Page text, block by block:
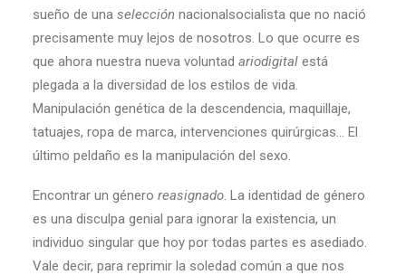
sueño de una selección nacionalsocialista que no nació
precisamente muy lejos de nosotros. Lo que ocurre es
que ahora nuestra nueva voluntad ariodigital está
plegada a la diversidad de los estilos de vida.
Manipulación genética de la descendencia, maquillaje,
tatuajes, ropa de marca, intervenciones quirúrgicas… El
último peldaño es la manipulación del sexo.
Encontrar un género reasignado. La identidad de género
es una disculpa genial para ignorar la existencia, un
individuo singular que hoy por todas partes es asediado.
Vale decir, para reprimir la soledad común a que nos